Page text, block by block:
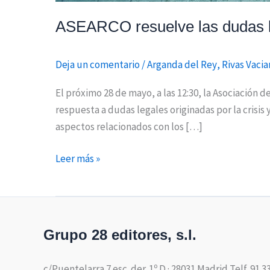
ASEARCO resuelve las
Deja un comentario/Arganda del Rey, Rivas
El próximo 28 de mayo, a las 12:30, la Asociación
respuesta a dudas legales originadas por la
aspectos relacionados con los […]
Leer más »
Grupo 28 editores, s.l.